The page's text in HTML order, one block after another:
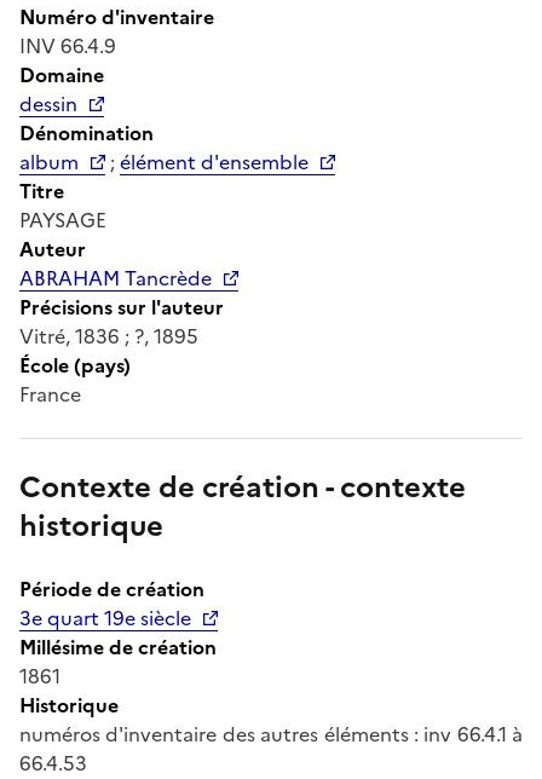
Numéro d'inventaire
INV 66.4.9
Domaine
dessin
Dénomination
album
;élément d'ensemble
Titre
PAYSAGE
Auteur
ABRAHAM Tancrède
Précisions sur l'auteur
Vitré, 1836 ; ?, 1895
École (pays)
France
Contexte de création - contexte
historique
Période de création
3e quart 19e siècle
Millésime de création
1861
Historique
numéros d'inventaire des autres éléments : inv 66.4.1 à
66.4.53